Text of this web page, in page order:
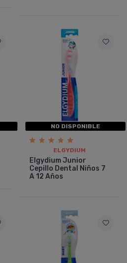
NO DISPONIBLE
ELGYDIUM
Elgydium Junior
Cepillo Dental Niños 7
A 12 Años